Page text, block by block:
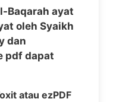
Baqarah ayat
oleh Syaikh
dan
pdf dapat
atau ezPDF